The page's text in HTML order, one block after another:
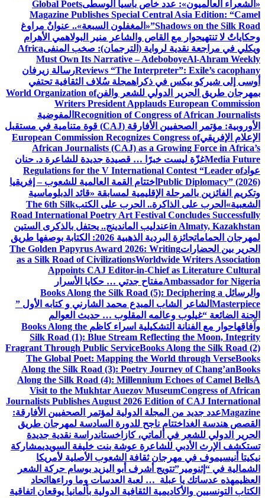
«الشعراء العالميون»: عدد خاص بآسيا الوسطىGlobal Poets
Magazine Publishes Special Central Asia Edition: “Camel
Shadows on the Silk Road” «المغفلون السبعة».. عنوانٌ مراوغ
وحكاياتٌ لا تنتهيحوار مع القاص والشاعر منير البولاهمي الأهرام
ويكلي في مراجعة نقدية لرواية (الترجمان): صخب المنفىAfrica
Must Own Its Narrative – AdeboboyeAl-Ahram Weekly
Reviews “The Interpreter”: Exile’s cacophanyرسالة زيرفان
أوسى إلى شيركو بيكس في ذكراهمجلة سُلاف الثقافية تحتفي
بمهرجان طريق الحرير الدولي للشعر والفنWorld Organization of
Writers President Applauds European Commission
Recognition of Congress of African Journalists المفوضية
الأوروبية: مؤتمر الصحفيين الأفارقة (CAJ) قوة متنامية في مستقبل
الإعلام الإفريقيEuropean Commission Recognizes Congress of
African Journalists (CAJ) as a Growing Force in Africa’s
Media Futureغزّة ليست خبرًا … قصيدة جديدة للشاعرة د. حنان
عوادRegulations for the V International Contest “Leader of
Public Diplomacy” (2026) اختتام القمة العالمية للشعوب – إفريقيا
وتكريم الفائزين بالمرحلة الإقليمية لمسابقة «قائد الدبلوماسية
الشعبية» الحرب على الذاكرة.. الحرب على الكتبThe 6th Silk
Road International Poetry Art Festival Concludes Successfully
in Almaty, Kazakhstanعندليب الماندينج.. يحتفل بالذكرى الستين
لمهرجان الحمامات
جائزة البردية الذهبية 2026: الكتابة بوصفها طريق
الحرير بين الحضاراتThe Golden Papyrus Award 2026: Writing
as a Silk Road of CivilizationsWorldwide Writers Association
Appoints CAJ Editor-in-Chief as Literature Cultural
Ambassador for Nigeriaمفتاح جدتي … حكايا الأسرار
والرسائل Books Along the Silk Road (5): Deciphering a
Masterpiece الشاعر الشاب المبدع محمد الشارني و كتابه الأول ”
الجنة الضائعة “غيلوب وعالمه المقلوب … حديث العوالم
وآفاقهاحوار مع الفنانة التشكيلية اسراء كاظم Books Along the
Silk Road (1): Blue Stream Reflecting the Moon, Integrity
Fragrant Through Public ServiceBooks Along the Silk Road (2)
The Global Poet: Mapping the World through VerseBooks
Along the Silk Road (3): Poetry Journey of Chang’anBooks
Along the Silk Road (4): Millennium Echoes of Camel BellsA
Visit to the Mukhtar Auezov MuseumCongress of African
Journalists Publishes August 2026 Edition of CAJ International
Magazineعدد جديد من المجلة الدولية لمؤتمر الصحفيين الأفارقة:
القصص هندسة الغد اختتام ناجح للدورة السادسة لمهرجان طريق
الحرير الدولي للشعر في ألماتي، كازاخستاندراسة نقدية جديدة
تستكشف الإرث الأدبي للشاعرة عوشة بنت خليفة السويديمشاركة
نيكيتا أنيسيموف في مهرجان ثقافة الشعوب الأصلية لأمريكا
الشمالية في “إثنومير”تتويج أشرف أبو اليزيد بوسام حركة الشعر
العظيمهذه عدساتك يا عبلة … لعبة العدسات وما وراءها اتحاد
الكتاب التونسيين والأكاديمية الثقافية الدولية بألمانيا يوقعان اتفاقية